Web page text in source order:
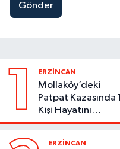
Gönder
1 ERZİNCAN
Mollaköy’deki
Patpat Kazasında 1
Kişi Hayatını
Kaybetti
ERZİNCAN